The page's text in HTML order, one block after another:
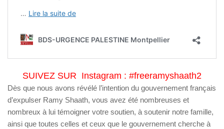
SUIVEZ SUR Instagram : #freeramyshaath2
Dès que nous avons révélé l’intention du gouvernement français
d’expulser Ramy Shaath, vous avez été nombreuses et
nombreux à lui témoigner votre soutien, à soutenir notre famille,
ainsi que toutes celles et ceux que le gouvernement cherche à